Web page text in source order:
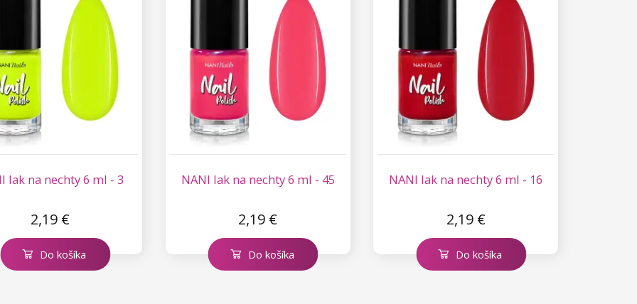
lak na nechty 6 ml - 3
2,19 €
Do košíka
NANI lak na nechty 6 ml - 45
2,19 €
Do košíka
NANI lak na nechty 6 ml - 16
2,19 €
Do košíka